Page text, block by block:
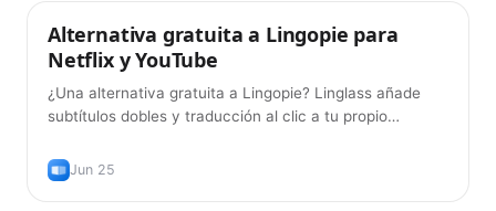
Consejos
Alternativa gratuita a Lingopie para
Netflix y YouTube
¿Una alternativa gratuita a Lingopie? Linglass añade
subtítulos dobles y traducción al clic a tu propio
Jun 25